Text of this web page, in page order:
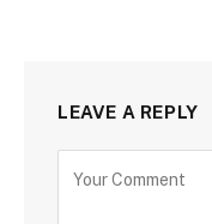
LEAVE A REPLY